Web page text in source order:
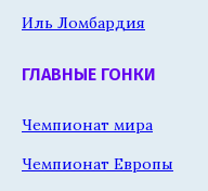
Иль Ломбардия
ГЛАВНЫЕ ГОНКИ
Чемпионат мира
Чемпионат Европы